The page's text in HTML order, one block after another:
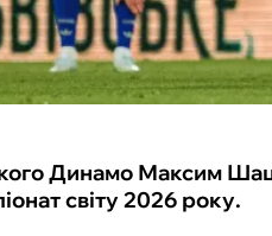
Динамо Максим
світу 2026 року.